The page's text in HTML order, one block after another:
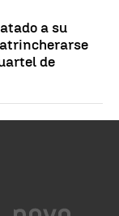
a su
de